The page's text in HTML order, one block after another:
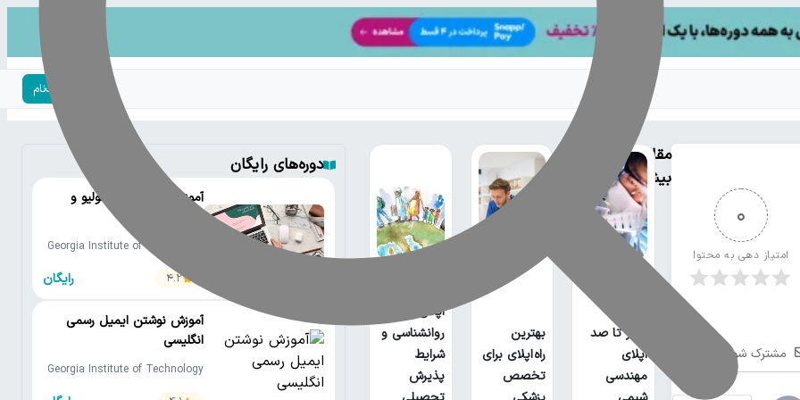
ورود | ثبت‌نام
0
امتیاز دهی به محتوا
مشترک شوید
مقالات
بیشتر
صفر تا صد
اپلای
مهندسی
بهترین
راه اپلای برای
تخصص
اپلای
روانشناسی و
شرایط
پذیرش
دوره‌های رایگان
آموزش ساختن پورتفولیو و
Georgia Institute of Technology
• Amalia B. Stephens
4.2
رایگان
آموزش نوشتن ایمیل رسمی
انگلیسی
Georgia Institute of Technology